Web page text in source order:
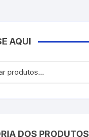
AQUI
DOS PRODUTOS